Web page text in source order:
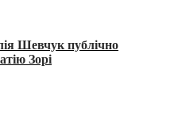
Шевчук публічно
Зорі